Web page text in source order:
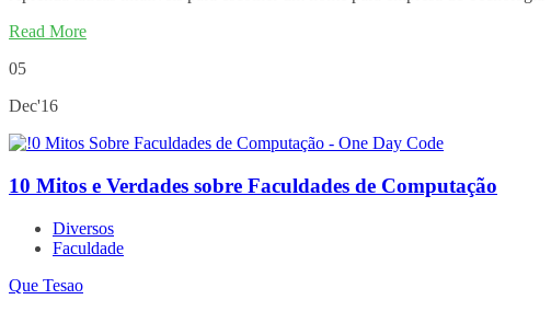
Read More
05
Dec'16
10 Mitos e Verdades sobre Faculdades de Computação
Diversos
Faculdade
Que Tesao